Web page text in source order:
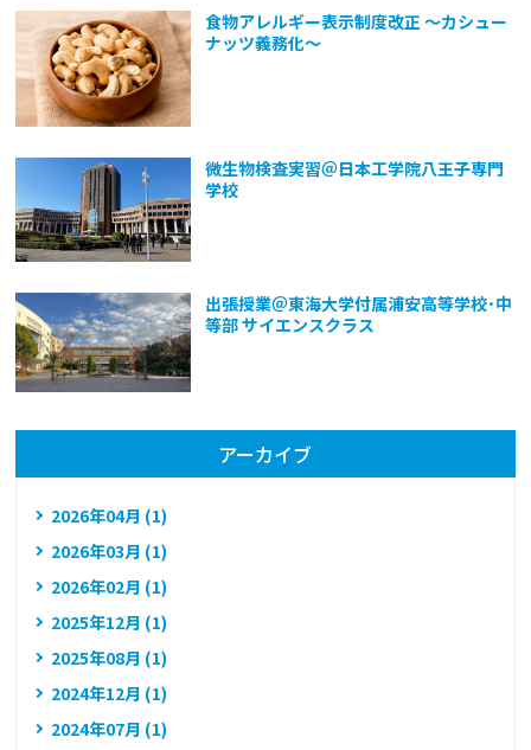
食物アレルギー表示制度改正 ～カシュー
ナッツ義務化～
微生物検査実習＠日本工学院八王子専門
学校
出張授業＠東海大学付属浦安高等学校･中
等部 サイエンスクラス
アーカイブ
2026年04月 (1)
2026年03月 (1)
2026年02月 (1)
2025年12月 (1)
2025年08月 (1)
2024年12月 (1)
2024年07月 (1)